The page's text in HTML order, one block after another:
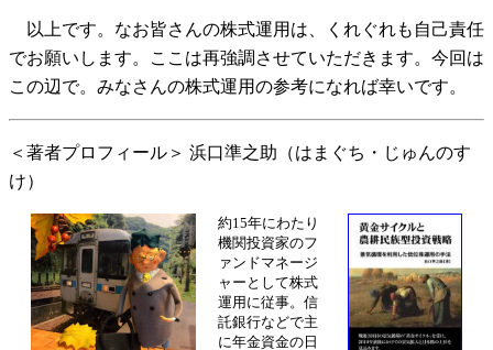
以上です。なお皆さんの株式運用は、くれぐれも自己責任
でお願いします。ここは再強調させていただきます。今回は
この辺で。みなさんの株式運用の参考になれば幸いです。
＜著者プロフィール＞ 浜口準之助（はまぐち・じゅんのす
け）
約15年にわたり
機関投資家のフ
ァンドマネージ
ャーとして株式
運用に従事。信
託銀行などで主
に年金資金の日